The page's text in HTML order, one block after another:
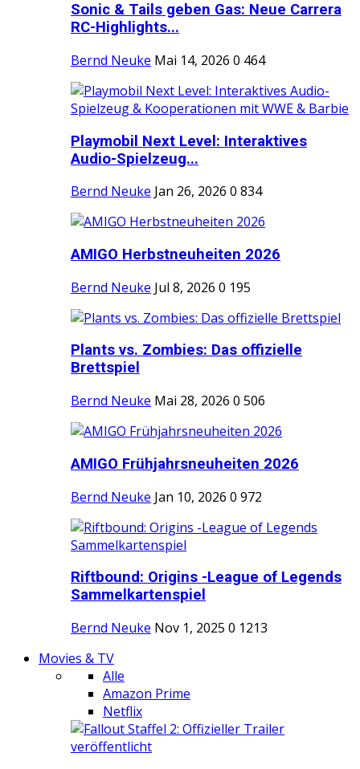
Sonic & Tails geben Gas: Neue Carrera
RC-Highlights...
Bernd Neuke Mai 14, 2026 0 464
Playmobil Next Level: Interaktives
Audio-Spielzeug...
Bernd Neuke Jan 26, 2026 0 834
AMIGO Herbstneuheiten 2026
Bernd Neuke Jul 8, 2026 0 195
Plants vs. Zombies: Das offizielle
Brettspiel
Bernd Neuke Mai 28, 2026 0 506
AMIGO Frühjahrsneuheiten 2026
Bernd Neuke Jan 10, 2026 0 972
Riftbound: Origins -League of Legends
Sammelkartenspiel
Bernd Neuke Nov 1, 2025 0 1213
Movies & TV
Alle
Amazon Prime
Netflix